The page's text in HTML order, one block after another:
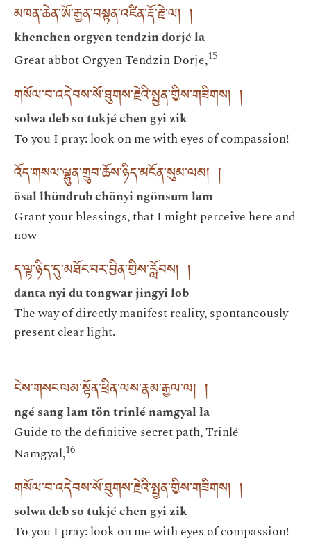
མཁན་ཆེན་ཨོ་རྒྱན་བསྟན་འཛིན་རྡོ་རྗེ་ལ། །
khenchen orgyen tendzin dorjé la
Great abbot Orgyen Tendzin Dorje,15
གསོལ་བ་འདེབས་སོ་ཐུགས་རྗེའི་སྤྱན་གྱིས་གཟིགས། །
solwa deb so tukjé chen gyi zik
To you I pray: look on me with eyes of compassion!
འོད་གསལ་ལྷུན་གྲུབ་ཆོས་ཉིད་མངོན་སུམ་ལམ། །
ösal lhündrub chönyi ngönsum lam
Grant your blessings, that I might perceive here and
now
ད་ལྟ་ཉིད་དུ་མཐོང་བར་བྱིན་གྱིས་རློབས། །
danta nyi du tongwar jingyi lob
The way of directly manifest reality, spontaneously
present clear light.
ངེས་གསང་ལམ་སྟོན་ཕྲིན་ལས་རྣམ་རྒྱལ་ལ། །
ngé sang lam tön trinlé namgyal la
Guide to the definitive secret path, Trinlé
Namgyal,16
གསོལ་བ་འདེབས་སོ་ཐུགས་རྗེའི་སྤྱན་གྱིས་གཟིགས། །
solwa deb so tukjé chen gyi zik
To you I pray: look on me with eyes of compassion!